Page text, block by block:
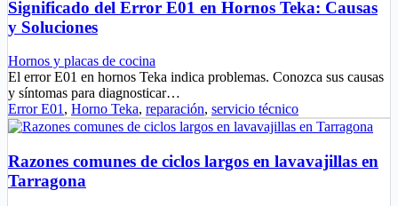
Significado del Error E01 en Hornos Teka: Causas
y Soluciones
Hornos y placas de cocina
El error E01 en hornos Teka indica problemas. Conozca sus causas
y síntomas para diagnosticar…
Error E01 , Horno Teka, reparación, servicio técnico
Razones comunes de ciclos largos en lavavajillas en
Tarragona